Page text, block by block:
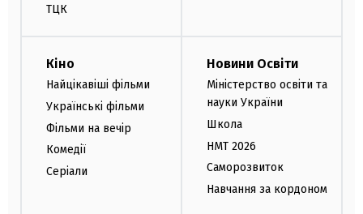
ТЦК
Кіно
Найцікавіші фільми
Українські фільми
Фільми на вечір
Комедії
Серіали
Новини Освіти
Міністерство освіти та
науки України
Школа
НМТ 2026
Саморозвиток
Навчання за кордоном